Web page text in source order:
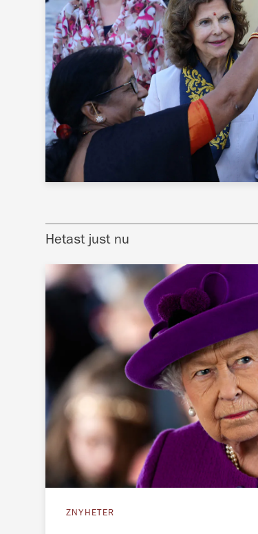
Hetast just nu
ZNYHETER